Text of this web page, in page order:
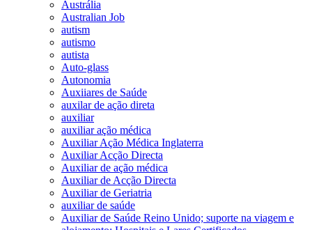
Austrália
Australian Job
autism
autismo
autista
Auto-glass
Autonomia
Auxiiares de Saúde
auxilar de ação direta
auxiliar
auxiliar ação médica
Auxiliar Ação Médica Inglaterra
Auxiliar Acção Directa
Auxiliar de ação médica
Auxiliar de Acção Directa
Auxiliar de Geriatria
auxiliar de saúde
Auxiliar de Saúde Reino Unido; suporte na viagem e